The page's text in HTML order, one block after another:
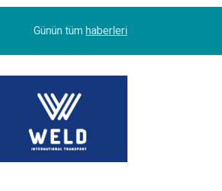
Petrol Ofisi Grubu 18. kez zirvede
Günün tüm haberleri